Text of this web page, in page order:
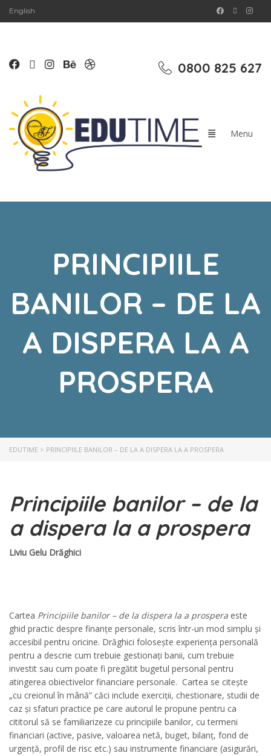
English
0800 825 627
PRINCIPIILE
BANILOR – DE LA
A DISPERA LA A
PROSPERA
EDUTIME > PRINCIPIILE BANILOR – DE LA A DISPERA LA A PROSPERA
Principiile banilor – de la
a dispera la a prospera
Liviu Gelu Drăghici
Cartea Principiile banilor – de la dispera la a prospera este
ghid practic despre finanțe personale, scris într-un mod simplu și
accesibil pentru oricine. Drăghici folosește experiența personală
pentru a descrie cum trebuie gestionați banii, cum trebuie
investit sau cum poate fi pregătit bugetul personal pentru
atingerea obiectivelor financiare personale. Cartea se citește
„cu creionul în mână” căci include exerciții, chestionare, studii de
caz și sfaturi practice pe care autorul le propune pentru ca
cititorul să se familiarizeze cu principiile banilor, cu termeni
financiari (active, pasive, valoarea netă, buget, bilanț, fond de
urgență, profil de risc etc.) sau instrumente financiare (asigurări,